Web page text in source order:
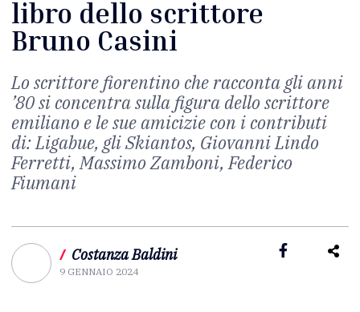
libro dello scrittore
Bruno Casini
Lo scrittore fiorentino che racconta gli anni
’80 si concentra sulla figura dello scrittore
emiliano e le sue amicizie con i contributi
di: Ligabue, gli Skiantos, Giovanni Lindo
Ferretti, Massimo Zamboni, Federico
Fiumani
/ Costanza Baldini
9 GENNAIO 2024